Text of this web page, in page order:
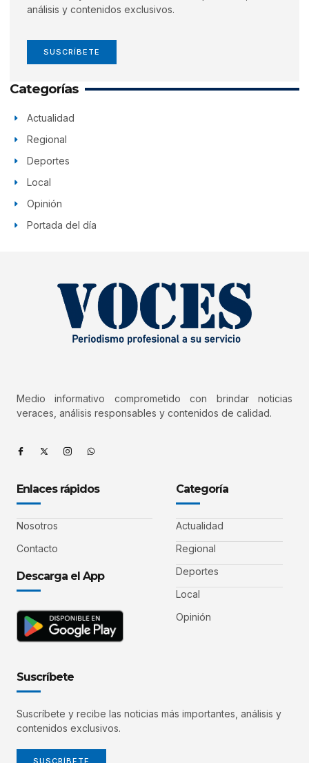
análisis y contenidos exclusivos.
SUSCRÍBETE
Categorías
Actualidad
Regional
Deportes
Local
Opinión
Portada del día
Medio informativo comprometido con brindar noticias
veraces, análisis responsables y contenidos de calidad.
Enlaces rápidos
Nosotros
Contacto
Descarga el App
Categoría
Actualidad
Regional
Deportes
Local
Opinión
Suscríbete
Suscríbete y recibe las noticias más importantes, análisis y
contenidos exclusivos.
SUSCRÍBETE